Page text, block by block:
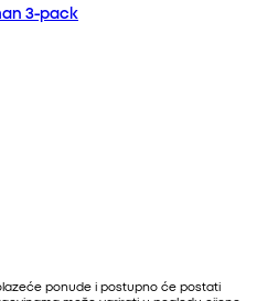
3-pack
ponude i postupno će postati